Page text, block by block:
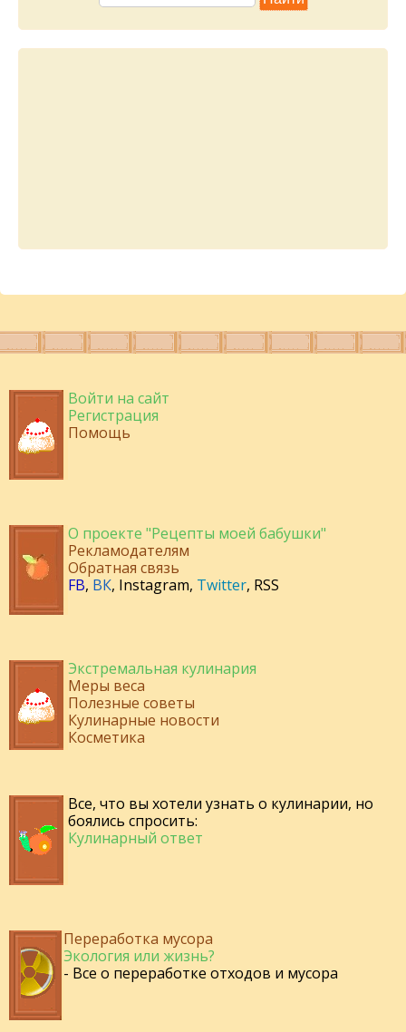
Войти на сайт
Регистрация
Помощь
О проекте "Рецепты моей бабушки"
Рекламодателям
Обратная связь
FB, ВК, Instagram, Twitter, RSS
Экстремальная кулинария
Меры веса
Полезные советы
Кулинарные новости
Косметика
Все, что вы хотели узнать о кулинарии, но
боялись спросить:
Кулинарный ответ
Переработка мусора
Экология или жизнь?
- Все о переработке отходов и мусора